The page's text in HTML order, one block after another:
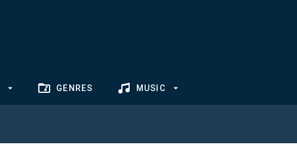
GENRES MUSIC